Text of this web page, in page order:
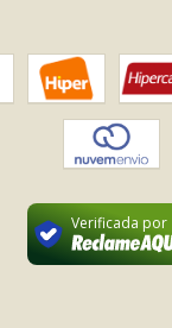
Verificada por